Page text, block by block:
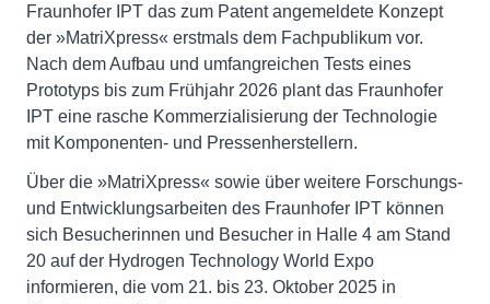
Fraunhofer IPT das zum Patent angemeldete Konzept
der »MatriXpress« erstmals dem Fachpublikum vor.
Nach dem Aufbau und umfangreichen Tests eines
Prototyps bis zum Frühjahr 2026 plant das Fraunhofer
IPT eine rasche Kommerzialisierung der Technologie
mit Komponenten- und Pressenherstellern.
Über die »MatriXpress« sowie über weitere Forschungs-
und Entwicklungsarbeiten des Fraunhofer IPT können
sich Besucherinnen und Besucher in Halle 4 am Stand
20 auf der Hydrogen Technology World Expo
informieren, die vom 21. bis 23. Oktober 2025 in